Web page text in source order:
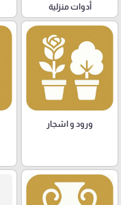
أدوات منزلية
ورود و اشجار